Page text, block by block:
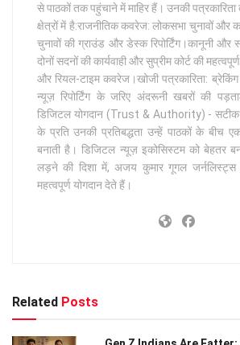
से पाठकों तक पहुंचाने में माहिर हैं। उनकी पत्रकारिता
क्षेत्रों में है:राजनीतिक कवरेज: लोकसभा चुनावों और
चुनावों की ग्राउंड और डेस्क रिपोर्टिंग।कानूनी
दोनों सदनों की कार्यवाही और सुप्रीम कोर्ट की
और रियल-टाइम कवरेज।खोजी पत्रकारिता:
न्यूज़ रिपोर्टिंग के जरिए अंदरूनी खबरों की
डिजिटल योगदान (Trust & Authority) - सटीक
के प्रति उनकी प्रतिबद्धता उन्हें पाठकों के बीच
बनाती है। डिजिटल न्यूज़ इकोसिस्टम को
लड़ने की दिशा में, अजय कुमार गूगल जर्नलिस्ट्स
महत्वपूर्ण योगदान देते हैं।
Related Posts